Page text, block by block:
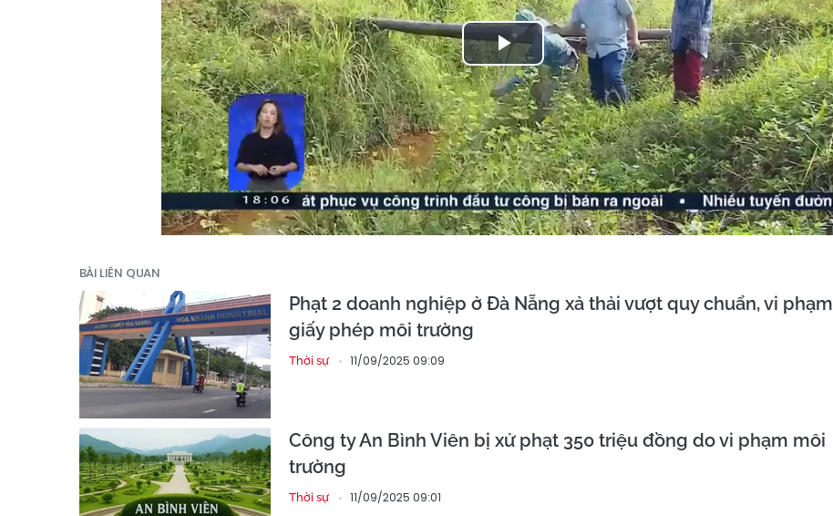
Play
Video
BÀI LIÊN QUAN
Phạt 2 doanh nghiệp ở Đà Nẵng xả thải vượt quy chuẩn, vi phạm
giấy phép môi trường
Thời sự 11/09/2025 09:09
Công ty An Bình Viên bị xử phạt 350 triệu đồng do vi phạm môi
trường
Thời sự 11/09/2025 09:01